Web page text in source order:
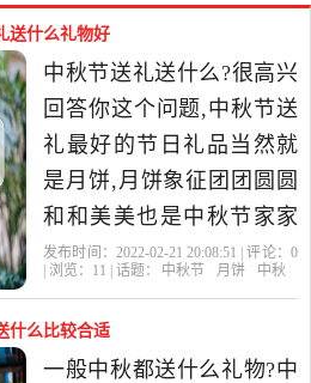
送什么礼物好
中秋节送礼送什么?很高兴
回答你这个问题,中秋节送
礼最好的节日礼品当然就
是月饼,月饼象征团团圆圆
和和美美也是中秋节家家
必备的美食之一,除了月饼
发布时间：2022-02-21 20:08:51 | 评论： 0
| 浏览： 11 | 话题： 中秋节 月饼 中秋
什么比较合适
一般中秋都送什么礼物?中